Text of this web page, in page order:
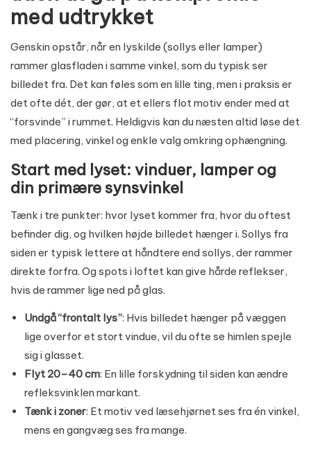
med udtrykket
Genskin opstår, når en lyskilde (sollys eller lamper)
rammer glasfladen i samme vinkel, som du typisk ser
billedet fra. Det kan føles som en lille ting, men i praksis er
det ofte dét, der gør, at et ellers flot motiv ender med at
“forsvinde” i rummet. Heldigvis kan du næsten altid løse det
med placering, vinkel og enkle valg omkring ophængning.
Start med lyset: vinduer, lamper og
din primære synsvinkel
Tænk i tre punkter: hvor lyset kommer fra, hvor du oftest
befinder dig, og hvilken højde billedet hænger i. Sollys fra
siden er typisk lettere at håndtere end sollys, der rammer
direkte forfra. Og spots i loftet kan give hårde reflekser,
hvis de rammer lige ned på glas.
Undgå “frontalt lys”: Hvis billedet hænger på væggen
lige overfor et stort vindue, vil du ofte se himlen spejle
sig i glasset.
Flyt 20–40 cm: En lille forskydning til siden kan ændre
refleksvinklen markant.
Tænk i zoner: Et motiv ved læsehjørnet ses fra én vinkel,
mens en gangvæg ses fra mange.